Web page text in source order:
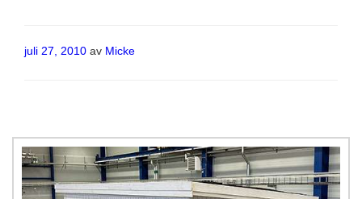
Publicerat
juli 27, 2010 av Micke